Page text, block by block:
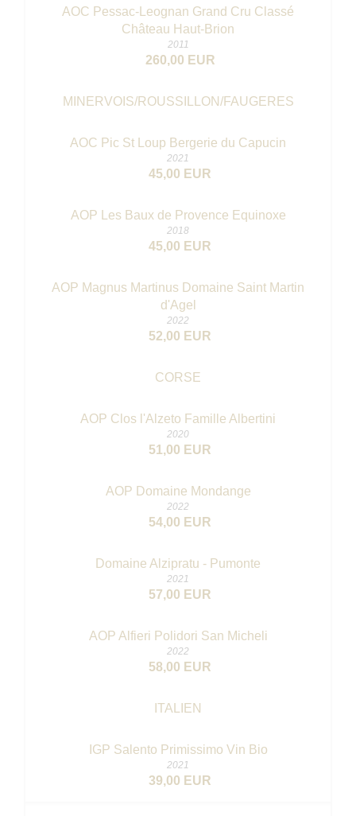
AOC Pessac-Leognan Grand Cru Classé
Château Haut-Brion
2011
260,00 EUR
MINERVOIS/ROUSSILLON/FAUGERES
AOC Pic St Loup Bergerie du Capucin
2021
45,00 EUR
AOP Les Baux de Provence Equinoxe
2018
45,00 EUR
AOP Magnus Martinus Domaine Saint Martin
d'Agel
2022
52,00 EUR
CORSE
AOP Clos l'Alzeto Famille Albertini
2020
51,00 EUR
AOP Domaine Mondange
2022
54,00 EUR
Domaine Alzipratu - Pumonte
2021
57,00 EUR
AOP Alfieri Polidori San Micheli
2022
58,00 EUR
ITALIEN
IGP Salento Primissimo Vin Bio
2021
39,00 EUR